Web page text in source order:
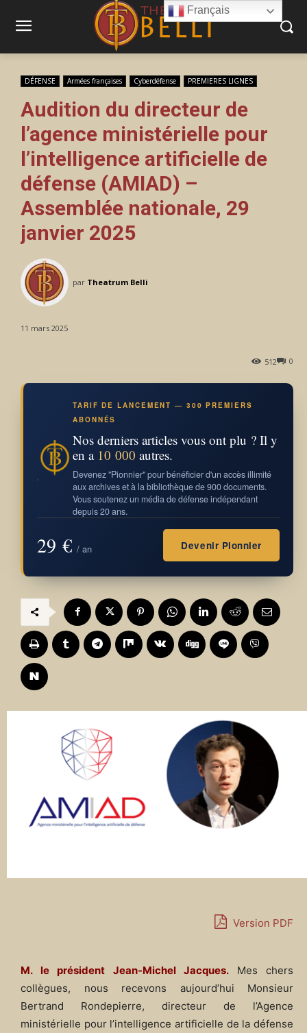
DÉFENSE Armées françaises Cyberdéfense PREMIERES LIGNES
Audition du directeur de
l’agence ministérielle pour
l’intelligence artificielle de
défense (AMIAD) –
Assemblée nationale, 29
janvier 2025
par Theatrum Belli
11 mars 2025
0
512
TARIF DE LANCEMENT — 300 PREMIERS
ABONNÉS
Nos derniers articles vous ont plu ? Il y
en a 10 000 autres.
Devenez "Pionnier" pour bénéficier d'un accès illimité
aux archives et à la bibliothèque de 900 documents.
Vous soutenez un média de défense indépendant
depuis 20 ans.
29 € / an Devenir Pionnier
Version PDF
M. le président Jean-Michel Jacques.Mes chers
collègues, nous recevons aujourd’hui Monsieur
Bertrand Rondepierre, directeur de l’Agence
ministérielle pour l’intelligence artificielle de la défense
Français